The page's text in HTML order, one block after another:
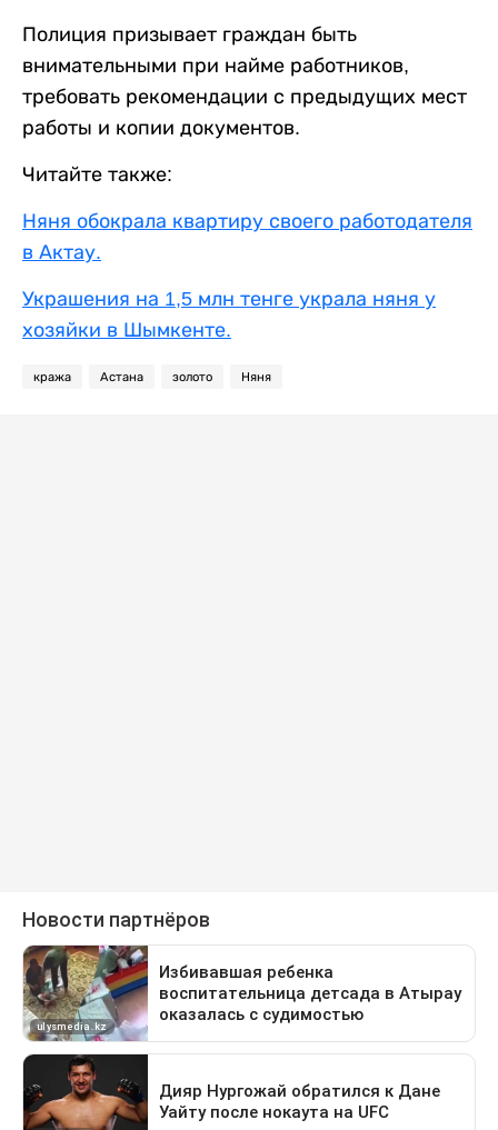
Полиция призывает граждан быть
внимательными при найме работников,
требовать рекомендации с предыдущих мест
работы и копии документов.
Читайте также:
Няня обокрала квартиру своего работодателя
в Актау.
Украшения на 1,5 млн тенге украла няня у
хозяйки в Шымкенте.
кража Астана золото Няня